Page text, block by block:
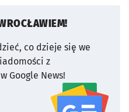
co dzieje się we
z
Google News!